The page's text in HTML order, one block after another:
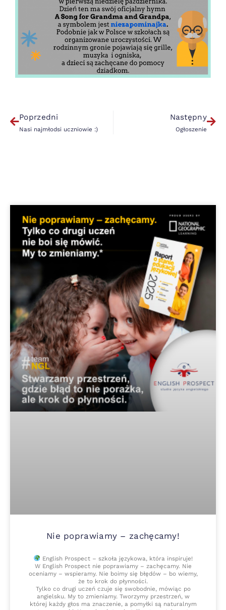
Poprzedni
Nasi najmłodsi uczniowie :)
Następny
Ogłoszenie
Nie poprawiamy – zachęcamy!
English Prospect – szkoła językowa, która inspiruje!
W English Prospect nie poprawiamy – zachęcamy. Nie
oceniamy – wspieramy. Nie boimy się błędów – bo wiemy,
że to krok do płynności.
Tylko co drugi uczeń czuje się swobodnie, mówiąc po
angielsku. My to zmieniamy. Tworzymy przestrzeń, w
której każdy głos ma znaczenie, a pomyłki są naturalnym